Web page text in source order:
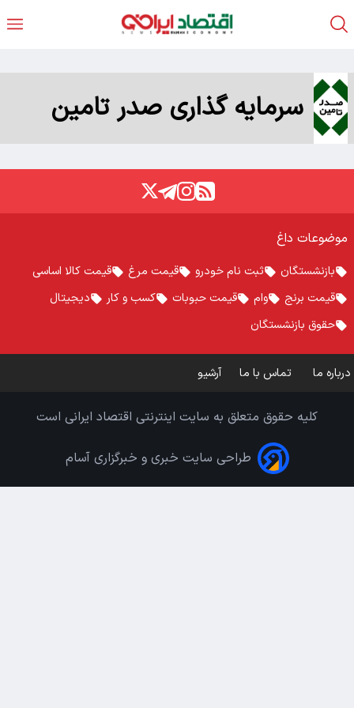
سرمایه­ گذاری صدر تامین
موضوعات داغ
بازنشستگان ثبت نام خودرو قیمت مرغ
قیمت کالا اساسی
قیمت برنج
وام قیمت حبوبات کسب و کار
دیجیتال
حقوق بازنشستگان
درباره ما تماس با ما آرشیو
کلیه حقوق متعلق به سایت اینترنتی اقتصاد ایرانی است
طراحی سایت خبری و خبرگزاری آسام